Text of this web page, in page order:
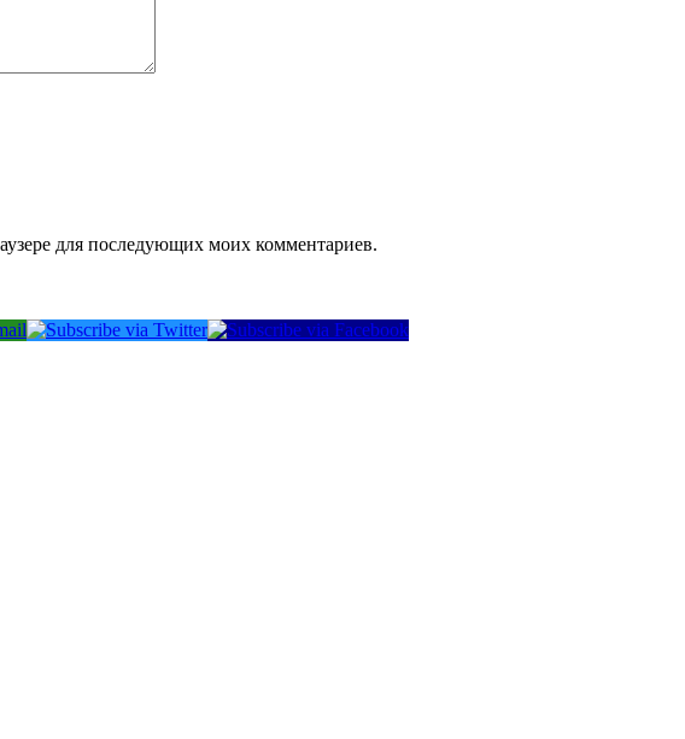
для последующих моих комментариев.